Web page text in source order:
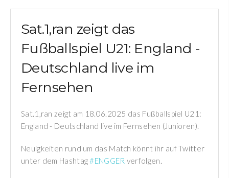
Sat.1,ran zeigt das
Fußballspiel U21: England -
Deutschland live im
Fernsehen
Sat.1,ran zeigt am 18.06.2025 das Fußballspiel U21:
England - Deutschland live im Fernsehen (Junioren).
Neuigkeiten rund um das Match könnt ihr auf Twitter
unter dem Hashtag#ENGGER verfolgen.